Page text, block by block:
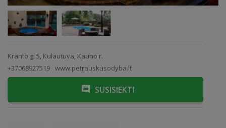
Kranto g. 5, Kulautuva, Kauno r.
+37068927519 www.petrauskusodyba.lt
SUSISIEKTI